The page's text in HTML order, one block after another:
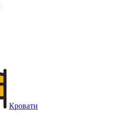
Кровати